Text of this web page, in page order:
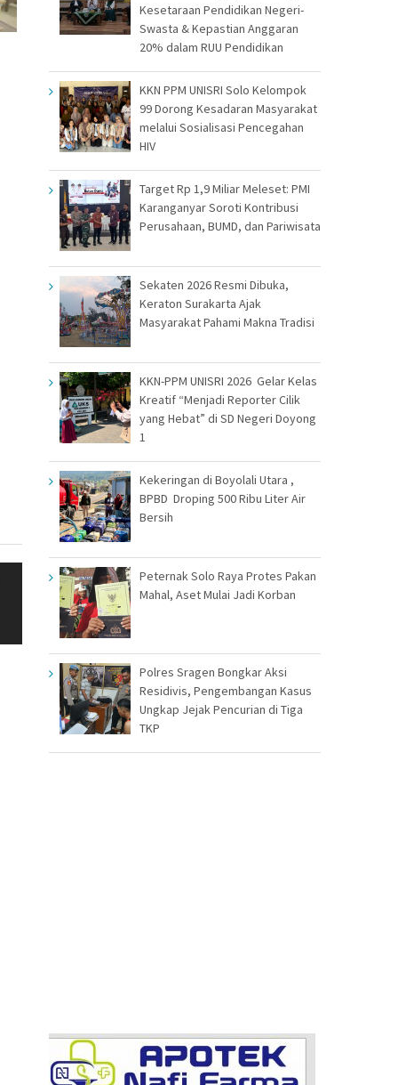
Kesetaraan Pendidikan Negeri-
Swasta & Kepastian Anggaran
20% dalam RUU Pendidikan
KKN PPM UNISRI Solo Kelompok
99 Dorong Kesadaran Masyarakat
melalui Sosialisasi Pencegahan
HIV
Target Rp 1,9 Miliar Meleset: PMI
Karanganyar Soroti Kontribusi
Perusahaan, BUMD, dan Pariwisata
Sekaten 2026 Resmi Dibuka,
Keraton Surakarta Ajak
Masyarakat Pahami Makna Tradisi
KKN-PPM UNISRI 2026 Gelar Kelas
Kreatif “Menjadi Reporter Cilik
yang Hebat” di SD Negeri Doyong
1
Kekeringan di Boyolali Utara ,
BPBD Droping 500 Ribu Liter Air
Bersih
Peternak Solo Raya Protes Pakan
Mahal, Aset Mulai Jadi Korban
Polres Sragen Bongkar Aksi
Residivis, Pengembangan Kasus
Ungkap Jejak Pencurian di Tiga
TKP